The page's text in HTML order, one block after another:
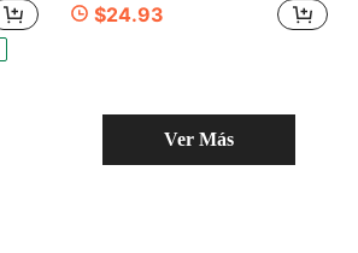
$24.93
Ver Más